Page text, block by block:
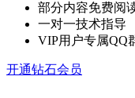
部分内容免费阅
一对一技术指导
VIP用户专属QQ
开通钻石会员